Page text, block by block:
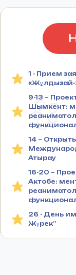
1 - Прием
«Жұлдызай-
9-13 –
Шымкент:
14 –
Атырау
16-20 –
Актобе:
26 - День
Жүрек”